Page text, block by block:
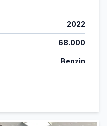
2022
68.000
Benzin